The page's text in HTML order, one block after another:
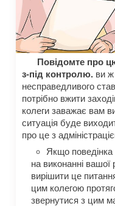
Повідомте про
з-під контролю. ви ж
несправедливого
потрібно вжити
колеги заважає вам
ситуація буде
про це з
Якщо поведінка
на виконанні
вирішити це
цим колегою
звернутися з цим